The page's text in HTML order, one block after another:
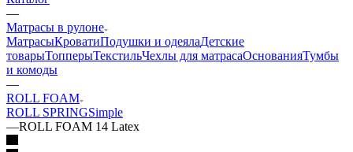
—
Матрасы в рулоне
МатрасыКроватиПодушки и одеялаДетские
товарыТопперыТекстильЧехлы для матрасаОснованияТумбы
и комоды
—
ROLL FOAM
ROLL SPRINGSimple
—ROLL FOAM 14 Latex